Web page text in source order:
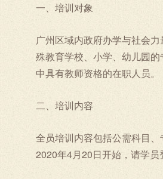
一、培训对象
广州区域内政府办学与社会
殊教育学校、小学、幼儿园
中具有教师资格的在职人员。
二、培训内容
全员培训内容包括公需科目
2020年4月20日开始，请学员